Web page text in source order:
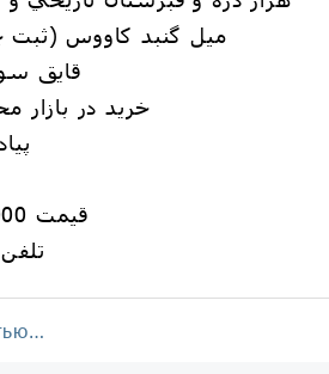
ميل گنبد كاووس (ثبت
قايق
خريد در بازار
قیمت 20,000,000 تومان
تلفن ٠٩١٢۴٠٢۶٧٩۵